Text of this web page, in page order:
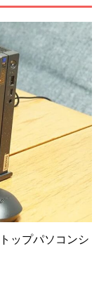
ップパソコンシ